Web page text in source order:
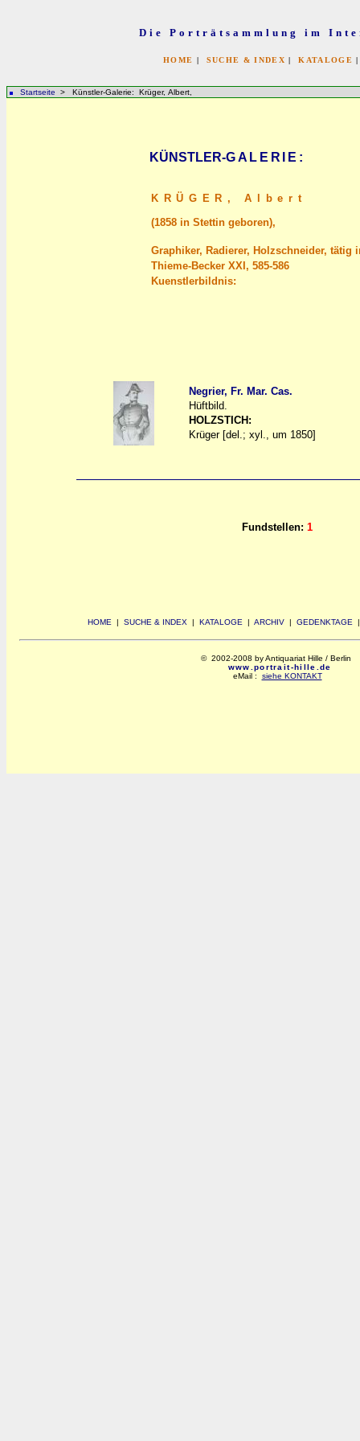
Die Porträtsammlung im
HOME | SUCHE & INDEX |KATALOGE
Startseite > Künstler-Galerie: Krüger, Albert,
KÜNSTLER-GALERIE :
KRÜGER,
Albert
(1858 in Stettin geboren),
Graphiker, Radierer, Holzschneider, tätig
Thieme-Becker XXI, 585-586
Kuenstlerbildnis:
Negrier, Fr. Mar. Cas.
Hüftbild.
HOLZSTICH:
Krüger [del.; xyl., um 1850]
Fundstellen: 1
HOME | SUCHE & INDEX | KATALOGE | ARCHIV | GEDENKTAGE
© 2002-2008 by Antiquariat Hille / Berlin
www.portrait-hille.de
eMail : siehe KONTAKT